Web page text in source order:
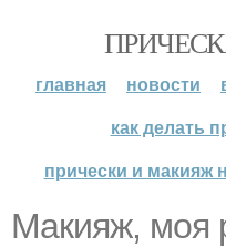
главная новости
как делать
прически и макияж
Макияж, моя